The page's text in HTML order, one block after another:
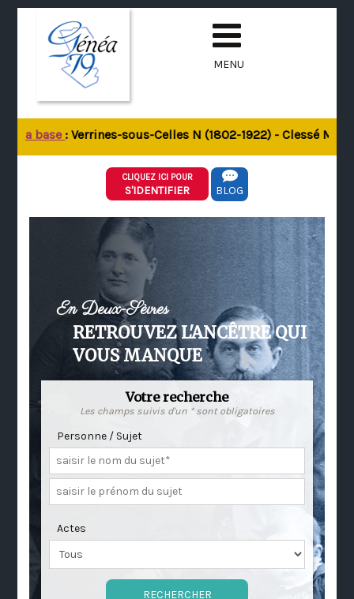
MENU
la base: Verrines-sous-Celles N (1802-1922) - Clessé M
CLIQUEZ ICI POUR
S'IDENTIFIER BLOG
En Deux-Sèvres
RETROUVEZ L'ANCÊTRE QUI
VOUS MANQUE
Votre recherche
Les champs suivis d'un * sont obligatoires
Personne / Sujet
Actes